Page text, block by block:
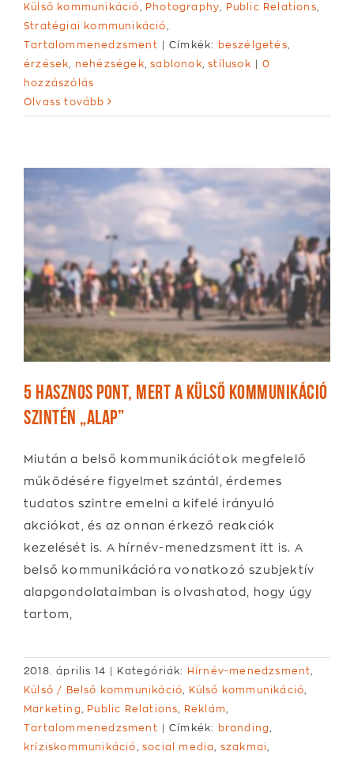
Külső kommunikáció
Photography Public Relations
Stratégiai kommunikáció
Tartalommenedzsment | Címkék: beszélgetés
érzések
nehézségek ,sablonok ,stílusok | 0
hozzászólás
Olvass tovább
5 hasznos pont, mert a külső kommunikáció
szintén „alap”
Miután a belső kommunikációtok megfelelő
működésére figyelmet szántál, érdemes
tudatos szintre emelni a kifelé irányuló
akciókat, és az onnan érkező reakciók
kezelését is. A hírnév-menedzsment itt is. A
belső kommunikációra vonatkozó szubjektív
alapgondolataimban is olvashatod, hogy úgy
tartom,
2018. április 14 | Kategóriák: Hírnév-menedzsment
Külső / Belső kommunikáció
Külső kommunikáció
Marketing
Public Relations Reklám
Tartalommenedzsment | Címkék: branding
kríziskommunikáció
,social media szakmai